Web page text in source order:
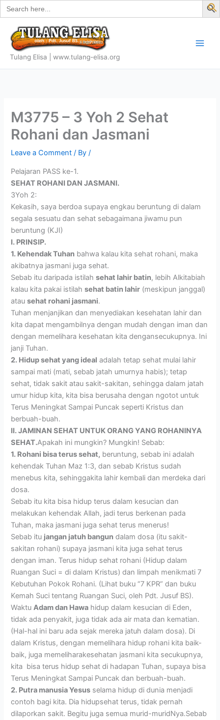
Search
for:
Skip
to
content
Tulang Elisa | www.tulang-elisa.org
M3775 – 3 Yoh 2 Sehat
Rohani dan Jasmani
Leave a Comment / By/
Pelajaran PASS ke-1.
SEHAT ROHANI DAN JASMANI.
3Yoh 2:
Kekasih, saya berdoa supaya engkau beruntung di dalam
segala sesuatu dan sehat sebagaimana jiwamu pun
beruntung (KJI)
I. PRINSIP.
1. Kehendak Tuhan bahwa kalau kita sehat rohani, maka
akibatnya jasmani juga sehat.
Sebab itu daripada istilahsehat lahir batin, lebih Alkitabiah
kalau kita pakai istilahsehat batin lahir (meskipun janggal)
atausehat rohani jasmani.
Tuhan menjanjikan dan menyediakan kesehatan lahir dan
kita dapat mengambilnya dengan mudah dengan iman dan
dengan memelihara kesehatan kita dengansecukupnya. Ini
janji Tuhan.
2. Hidup sehat yang ideal adalah tetap sehat mulai lahir
sampai mati (mati, sebab jatah umurnya habis); tetap
sehat, tidak sakit atau sakit-sakitan, sehingga dalam jatah
umur hidup kita, kita bisa berusaha dengan ngotot untuk
Terus Meningkat Sampai Puncak seperti Kristus dan
berbuah-buah.
II. JAMINAN SEHAT UNTUK ORANG YANG ROHANINYA
SEHAT.Apakah ini mungkin? Mungkin! Sebab:
1. Rohani bisa terus sehat, beruntung, sebab ini adalah
kehendak Tuhan Maz 1:3, dan sebab Kristus sudah
menebus kita, sehinggakita lahir kembali dan merdeka dari
dosa.
Sebab itu kita bisa hidup terus dalam kesucian dan
melakukan kehendak Allah, jadi terus berkenan pada
Tuhan, maka jasmani juga sehat terus menerus!
Sebab itu jangan jatuh bangun dalam dosa (itu sakit-
sakitan rohani) supaya jasmani kita juga sehat terus
dengan iman. Terus hidup sehat rohani (Hidup dalam
Ruangan Suci = di dalam Kristus) dan limpah menikmati 7
Kebutuhan Pokok Rohani. (Lihat buku “7 KPR” dan buku
Kemah Suci tentang Ruangan Suci, oleh Pdt. Jusuf BS).
WaktuAdam dan Hawa hidup dalam kesucian di Eden,
tidak ada penyakit, juga tidak ada air mata dan kematian.
(Hal-hal ini baru ada sejak mereka jatuh dalam dosa). Di
dalam Kristus, dengan memelihara hidup rohani kita baik-
baik, juga memeliharakesehatan jasmani kita secukupnya,
kita bisa terus hidup sehat di hadapan Tuhan, supaya bisa
Terus Meningkat Sampai Puncak dan berbuah-buah.
2. Putra manusia Yesus selama hidup di dunia menjadi
contoh bagi kita. Dia hidupsehat terus, tidak pernah
dilaporkan sakit. Begitu juga semua murid-muridNya.Sebab